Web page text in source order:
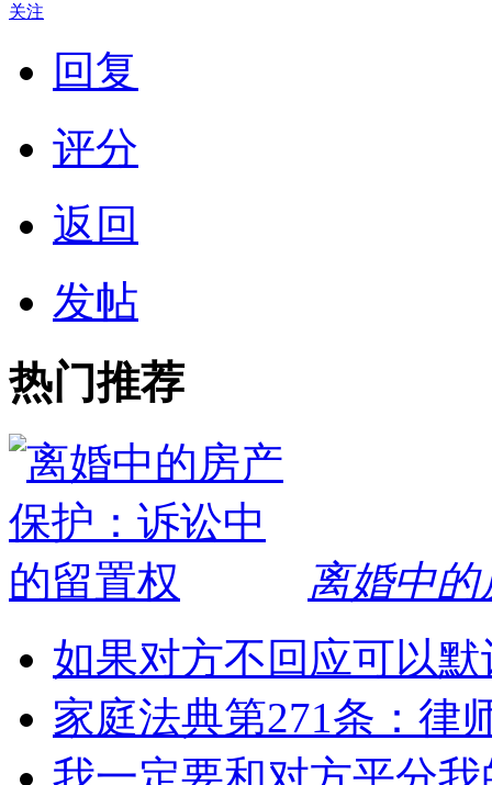
关注
回复
评分
返回
发帖
热门推荐
离婚中
如果对方不回应可以
家庭法典第271条：律